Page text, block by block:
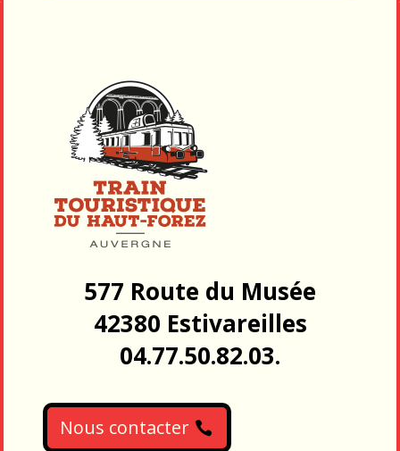
577 Route du Musée
42380 Estivareilles
04.77.50.82.03.
Nous contacter